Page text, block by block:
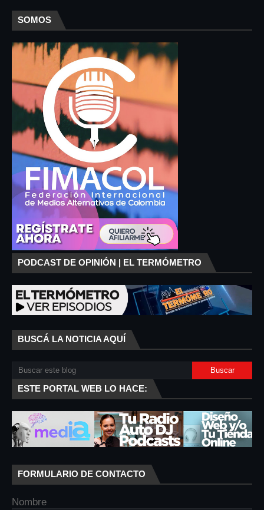
SOMOS
PODCAST DE OPINIÓN | EL TERMÓMETRO
BUSCÁ LA NOTICIA AQUÍ
ESTE PORTAL WEB LO HACE:
FORMULARIO DE CONTACTO
Nombre